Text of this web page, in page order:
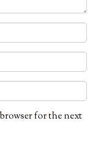
for the next